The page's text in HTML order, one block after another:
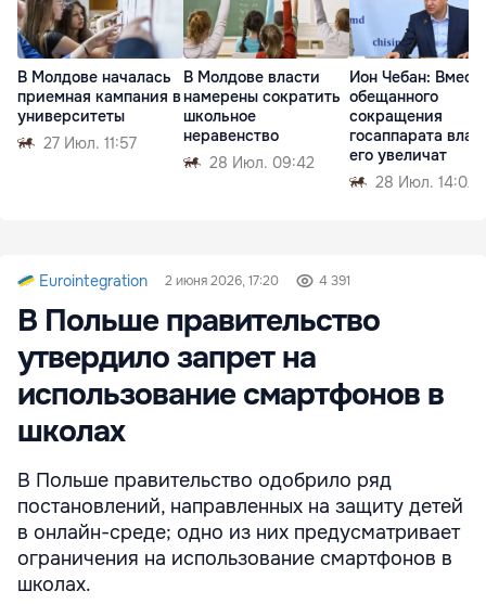
В Молдове началась
приемная кампания в
университеты
27 Июл. 11:57
В Молдове власти
намерены сократить
школьное
неравенство
28 Июл. 09:42
Ион Чебан:
обещанного
сокращения
госаппарата
его увеличат
28 Июл. 14:02
Eurointegration 2 июня 2026, 17:20 4 391
В Польше правительство
утвердило запрет на
использование смартфонов в
школах
В Польше правительство одобрило ряд
постановлений, направленных на защиту детей
в онлайн-среде; одно из них предусматривает
ограничения на использование смартфонов в
школах.